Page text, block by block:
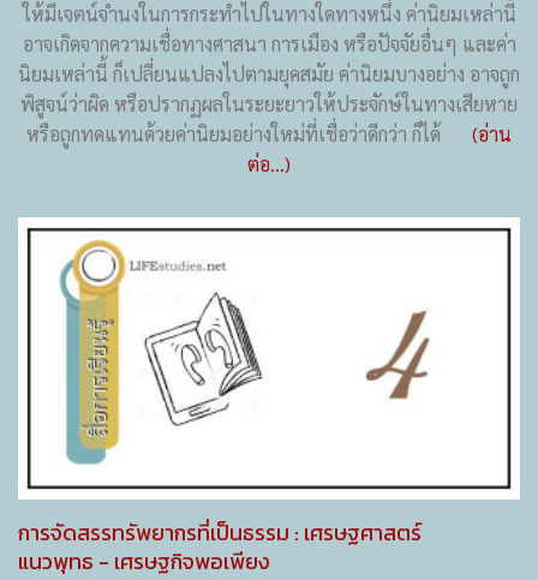
ให้มีเจตน์จำนงในการกระทำไปในทางใดทางหนึ่ง ค่านิยมเหล่านี้
อาจเกิดจากความเชื่อทางศาสนา การเมือง หรือปัจจัยอื่นๆ และค่า
นิยมเหล่านี้ ก็เปลี่ยนแปลงไปตามยุคสมัย ค่านิยมบางอย่าง อาจถูก
พิสูจน์ว่าผิด หรือปรากฏผลในระยะยาวให้ประจักษ์ในทางเสียหาย
หรือถูกทดแทนด้วยค่านิยมอย่างใหม่ที่เชื่อว่าดีกว่า ก็ได้ (อ่าน
ต่อ...)
การจัดสรรทรัพยากรที่เป็นธรรม : เศรษฐศาสตร์
แนวพุทธ - เศรษฐกิจพอเพียง